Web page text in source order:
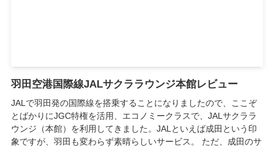
羽田空港国際線JALサクララウンジ本館レビュー
JALで羽田発の国際線を搭乗することになりましたので、ここぞ
とばかりにJGC特権を活用、エコノミークラスで、JALサクララ
ウンジ（本館）を利用してきました。JALといえば成田という印
象ですが、羽田も変わらず素晴らしいサービス。 ただ、成田のサ